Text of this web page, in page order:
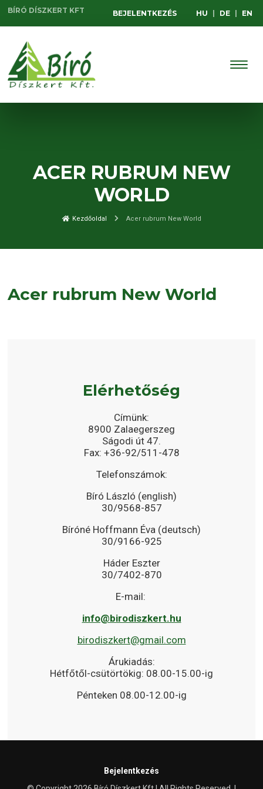
BÍRÓ DÍSZKERT KFT BEJELENTKEZÉS HU DE EN
ACER RUBRUM NEW
WORLD
Kezdőoldal Acer rubrum New World
Acer rubrum New World
Elérhetőség
Címünk:
8900 Zalaegerszeg
Ságodi út 47.
Fax: +36-92/511-478
Telefonszámok:
Bíró László (english)
30/9568-857
Bíróné Hoffmann Éva (deutsch)
30/9166-925
Háder Eszter
30/7402-870
E-mail:
info@birodiszkert.hu
birodiszkert@gmail.com
Árukiadás:
Hétfőtől-csütörtökig: 08.00-15.00-ig
Pénteken 08.00-12.00-ig
Bejelentkezés